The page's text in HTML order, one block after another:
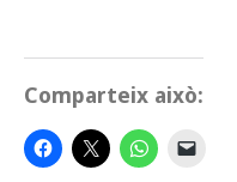
Comparteix això: